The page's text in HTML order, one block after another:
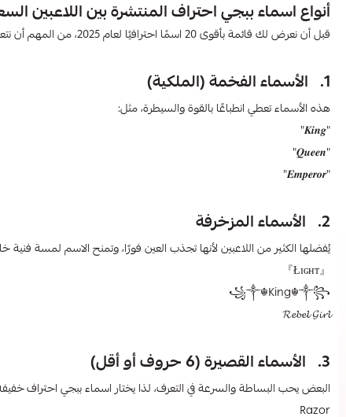
أنواع اسماء ببجي احتراف​ المنتشرة بين اللاعبين
قبل أن نعرض لك قائمة بأقوى 20 اسمًا احترافيًا لعام 2025، من المهم أن نتعرف على أنماط الأسماء التي يستخدمها المحترفون، حتى تختار منها ما يناسب شخصيتك:
1. الأسماء الفخمة (الملكية)
هذه الأسماء تعطي انطباعًا بالقوة والسيطرة، مثل:
"𝑲𝒊𝒏𝒈"
"𝑸𝒖𝒆𝒆𝒏"
"𝑬𝒎𝒑𝒆𝒓𝒐𝒓"
2. الأسماء المزخرفة
يُفضلها الكثير من اللاعبين لأنها تجذب العين فورًا، وتمنح الاسم لمسة
『Łɪɢʜᴛ』
꧁༒☬King☬༒꧂
𝓡𝓮𝓫𝓮𝓵 𝓖𝓲𝓻𝓵
3. الأسماء القصيرة (6 حروف أو أقل)
البعض يحب البساطة والسرعة في التعرف، لذا يختار اسماء ببجي احتراف​
Razor